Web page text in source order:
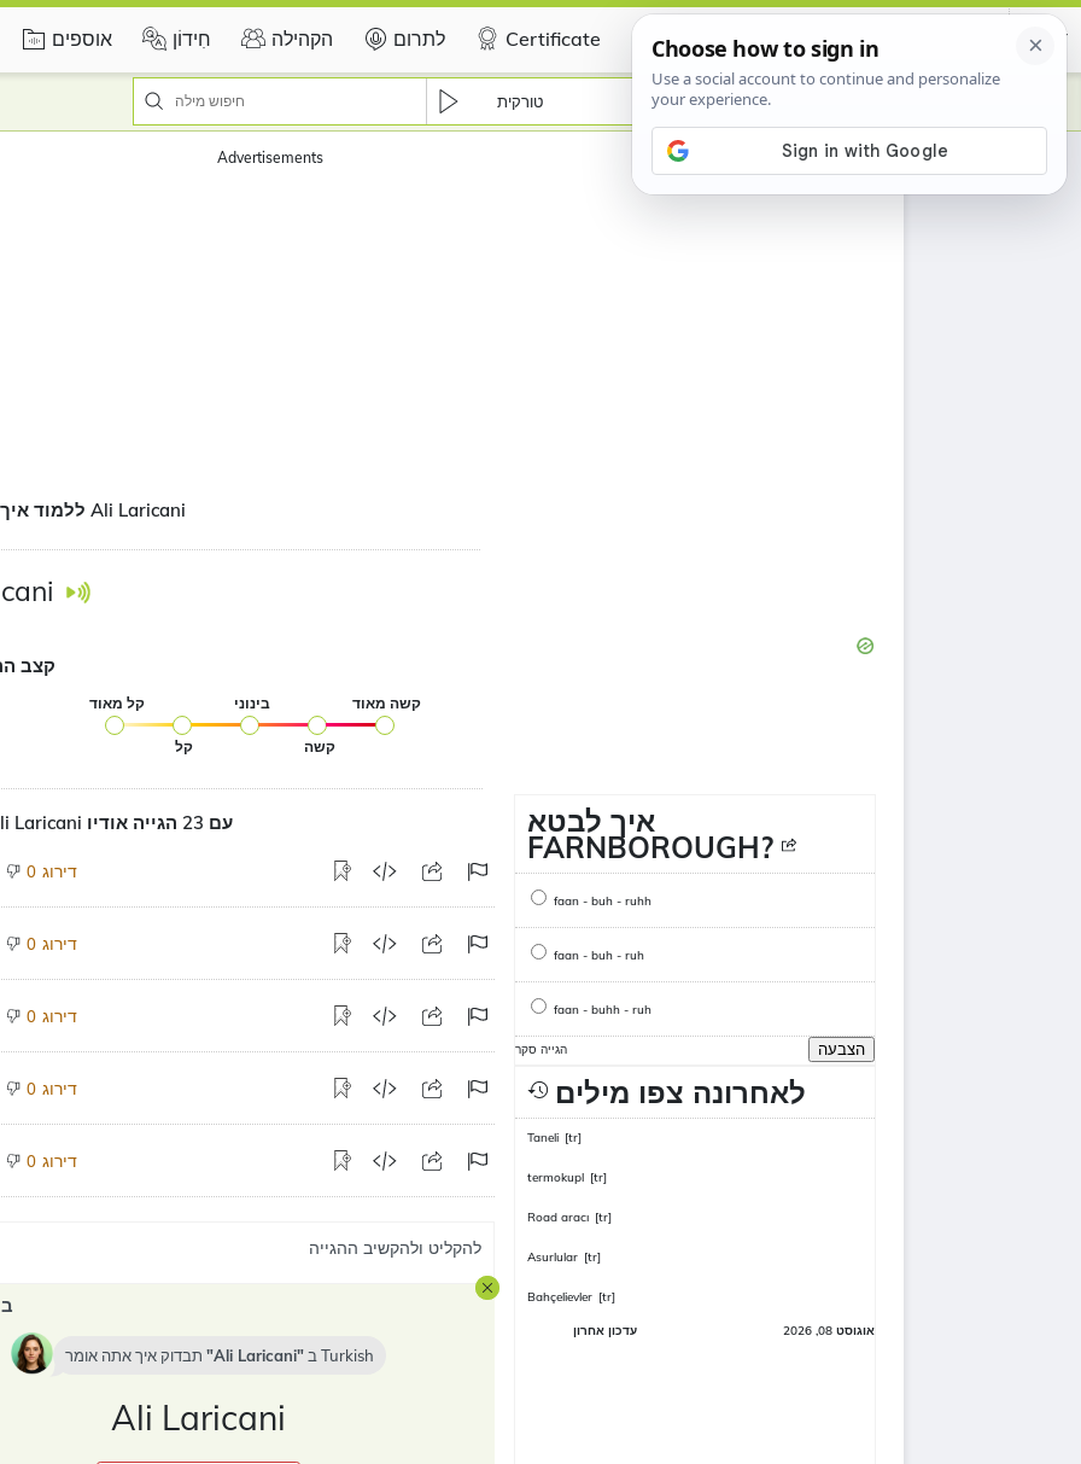
אוספים חִידוֹן הקהילה לתרום Certificate
טורקית
Advertisements
ללמוד איך לבטא את Ali Laricani
קצב
קל מאוד
קל
בינוני
קשה
קשה מאוד
הגייה על Ali Laricani עם 23 הגייה אודיו
0 דירוג
0 דירוג
0 דירוג
0 דירוג
0 דירוג
להקליט ולהקשיב ההגייה
Ali Laricani ב Turkish
Ali Laricani
איך לבטא
FARNBOROUGH?
faan - buh - ruhh
faan - buh - ruh
faan - buhh - ruh
הגייה סקר הצבעה
לאחרונה צפו מילים
Taneli [tr]
termokupl [tr]
Road aracı [tr]
Asurlular [tr]
Bahçelievler [tr]
עדכון אחרון אוגוסט 08, 2026